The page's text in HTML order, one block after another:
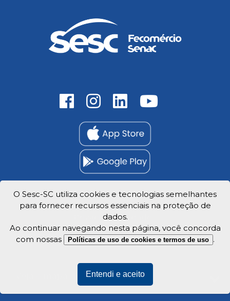
Trabalhe Conosco
Privacidade e dados
Veja o mapa do site
O Sesc-SC utiliza cookies e tecnologias semelhantes
para fornecer recursos essenciais na proteção de
dados.
Ao continuar navegando nesta página, você concorda
com nossas
Políticas de uso de cookies e termos de uso .
Entendi e aceito